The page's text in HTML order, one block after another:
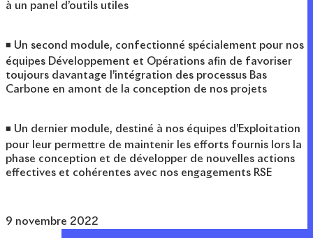
à un panel d’outils utiles
◾ Un second module, confectionné spécialement pour nos
équipes Développement et Opérations afin de favoriser
toujours davantage l’intégration des processus Bas
Carbone en amont de la conception de nos projets
◾ Un dernier module, destiné à nos équipes d’Exploitation
pour leur permettre de maintenir les efforts fournis lors la
phase conception et de développer de nouvelles actions
effectives et cohérentes avec nos engagements RSE
9 novembre 2022